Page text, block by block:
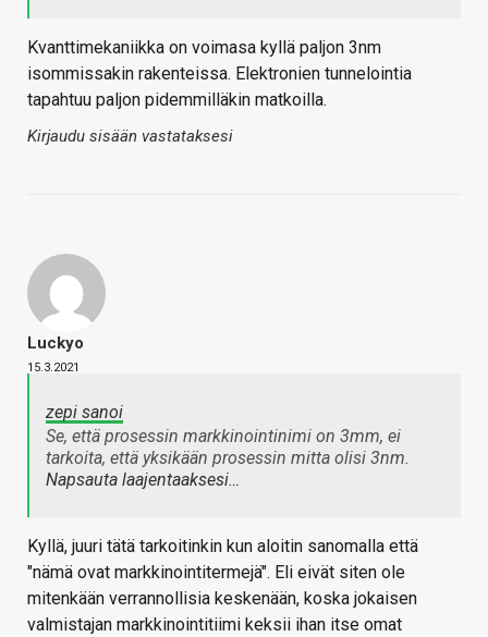
Kvanttimekaniikka on voimasa kyllä paljon 3nm
isommissakin rakenteissa. Elektronien tunnelointia
tapahtuu paljon pidemmilläkin matkoilla.
Kirjaudu sisään vastataksesi
Luckyo
15.3.2021
zepi sanoi
Se, että prosessin markkinointinimi on 3mm, ei
tarkoita, että yksikään prosessin mitta olisi 3nm.
Napsauta laajentaaksesi…
Kyllä, juuri tätä tarkoitinkin kun aloitin sanomalla että
"nämä ovat markkinointitermejä". Eli eivät siten ole
mitenkään verrannollisia keskenään, koska jokaisen
valmistajan markkinointitiimi keksii ihan itse omat